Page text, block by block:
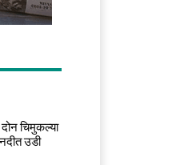
चिमुकल्या
उडी